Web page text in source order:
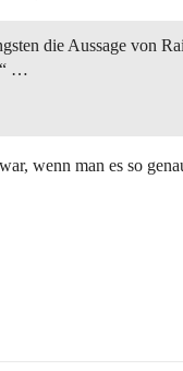
die Aussage von
…
wenn man es so